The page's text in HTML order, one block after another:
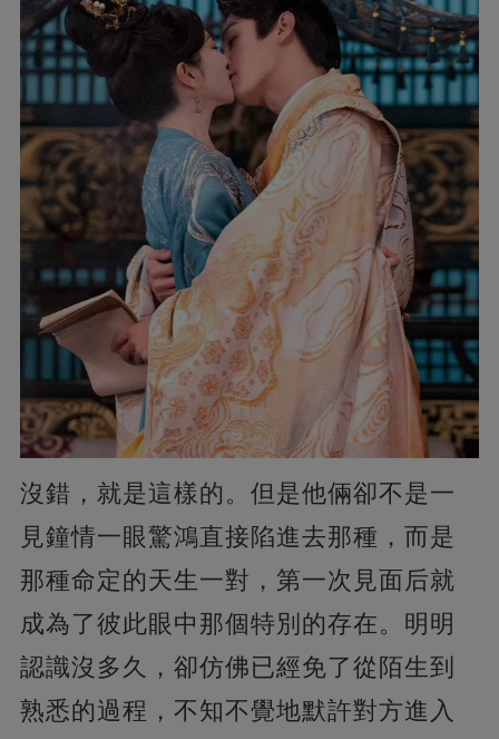
沒錯，就是這樣的。但是他倆卻不是一
見鐘情一眼驚鴻直接陷進去那種，而是
那種命定的天生一對，第一次見面后就
成為了彼此眼中那個特別的存在。明明
認識沒多久，卻仿佛已經免了從陌生到
熟悉的過程，不知不覺地默許對方進入